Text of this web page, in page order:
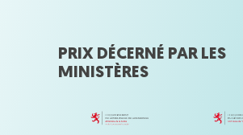
PRIX DÉCERNÉ PAR LES
MINISTÈRES